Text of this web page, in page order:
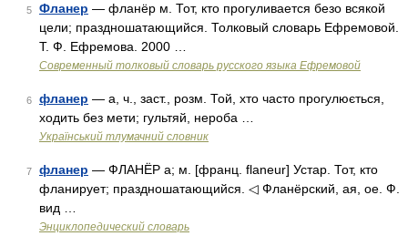
5 Фланер — фланёр м. Тот, кто прогуливается безо всякой
цели; праздношатающийся. Толковый словарь Ефремовой.
Т. Ф. Ефремова. 2000 …
Современный толковый словарь русского языка Ефремовой
6 фланер — а, ч., заст., розм. Той, хто часто прогулюється,
ходить без мети; гультяй, нероба …
Український тлумачний словник
7 фланер — ФЛАНЁР а; м. [франц. flaneur] Устар. Тот, кто
фланирует; праздношатающийся. ◁ Фланёрский, ая, ое. Ф.
вид …
Энциклопедический словарь